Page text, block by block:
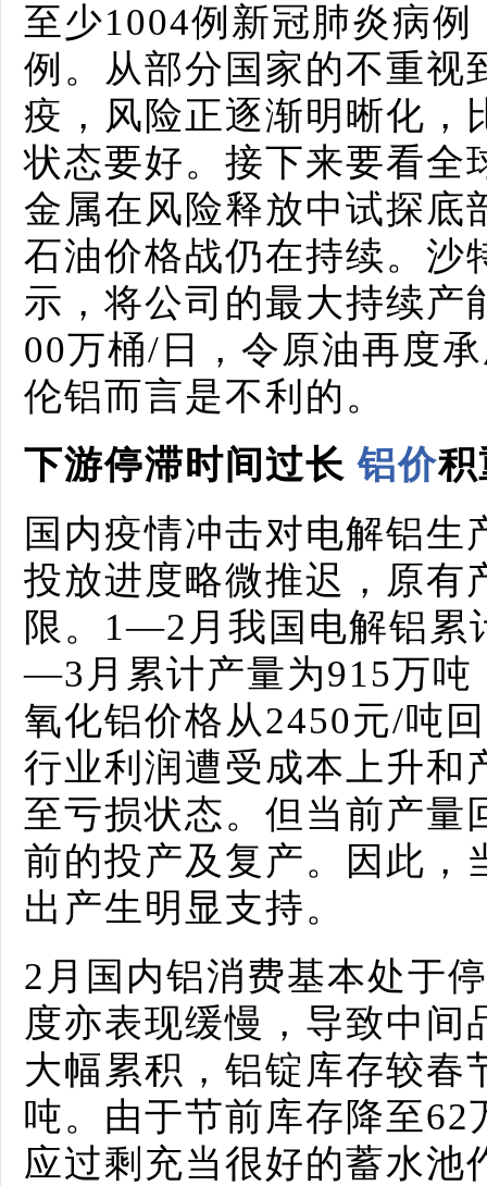
至少1004例新冠肺炎病
例。从部分国家的不重视
疫，风险正逐渐明晰化，
状态要好。接下来要看全
金属在风险释放中试探底
石油价格战仍在持续。沙
示，将公司的最大持续产
00万桶/日，令原油再度
伦铝而言是不利的。
下游停滞时间过长铝价积
国内疫情冲击对电解铝
投放进度略微推迟，原有
限。1—2月我国电解铝累
—3月累计产量为915万吨
氧化铝价格从2450元/吨
行业利润遭受成本上升和
至亏损状态。但当前产量
前的投产及复产。因此，
出产生明显支持。
2月国内铝消费基本处于
度亦表现缓慢，导致中间
大幅累积，铝锭库存较春
吨。由于节前库存降至
应过剩充当很好的蓄水池